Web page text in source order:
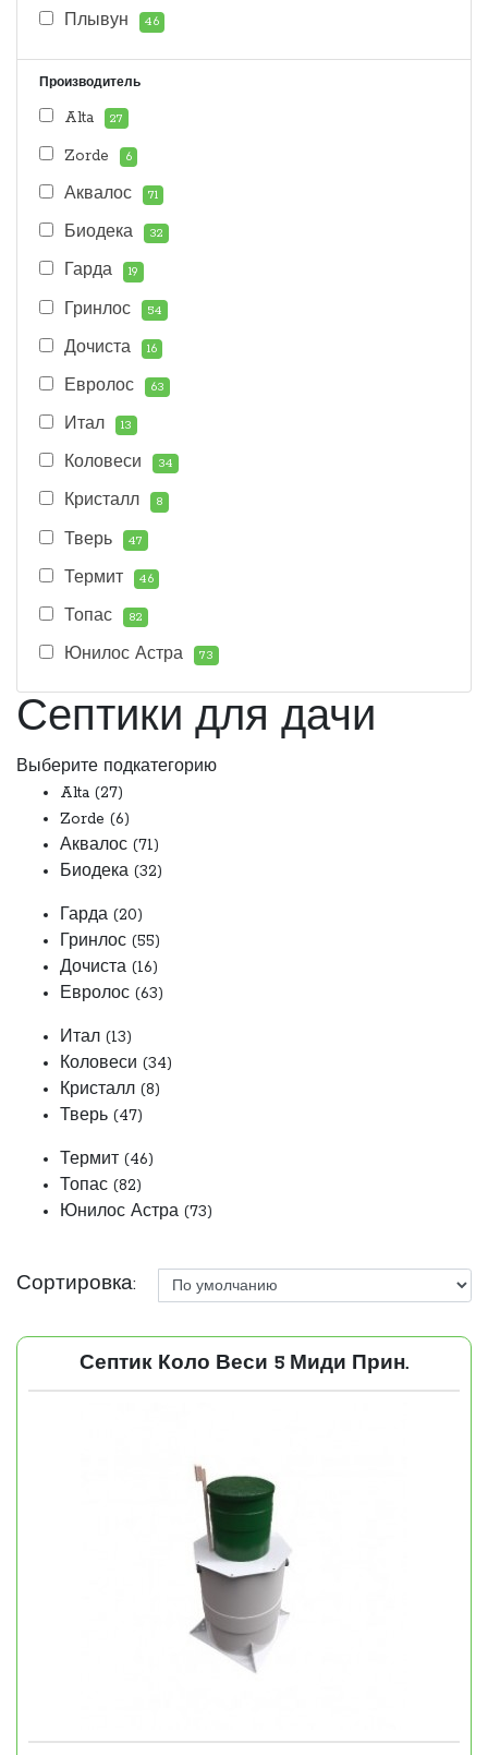
Плывун 46
Производитель
Alta 27
Zorde 6
Аквалос 71
Биодека 32
Гарда 19
Гринлос 54
Дочиста 16
Евролос 63
Итал 13
Коловеси 34
Кристалл 8
Тверь 47
Термит 46
Топас 82
Юнилос Астра 73
Септики для дачи
Выберите подкатегорию
Alta (27)
Zorde (6)
Аквалос (71)
Биодека (32)
Гарда (20)
Гринлос (55)
Дочиста (16)
Евролос (63)
Итал (13)
Коловеси (34)
Кристалл (8)
Тверь (47)
Термит (46)
Топас (82)
Юнилос Астра (73)
Сортировка:
Септик Коло Веси 5 Миди Прин.